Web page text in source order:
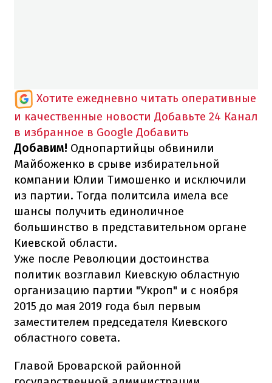
Хотите ежедневно читать оперативные
и качественные новости Добавьте 24 Канал
в избранное в Google Добавить
Добавим! Однопартийцы обвинили
Майбоженко в срыве избирательной
компании Юлии Тимошенко и исключили
из партии. Тогда политсила имела все
шансы получить единоличное
большинство в представительном органе
Киевской области.
Уже после Революции достоинства
политик возглавил Киевскую областную
организацию партии "Укроп" и с ноября
2015 до мая 2019 года был первым
заместителем председателя Киевского
областного совета.
Главой Броварской районной